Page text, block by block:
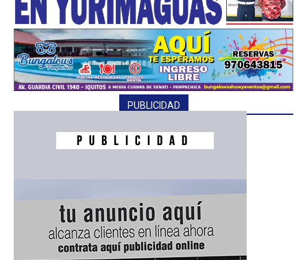
PUBLICIDAD